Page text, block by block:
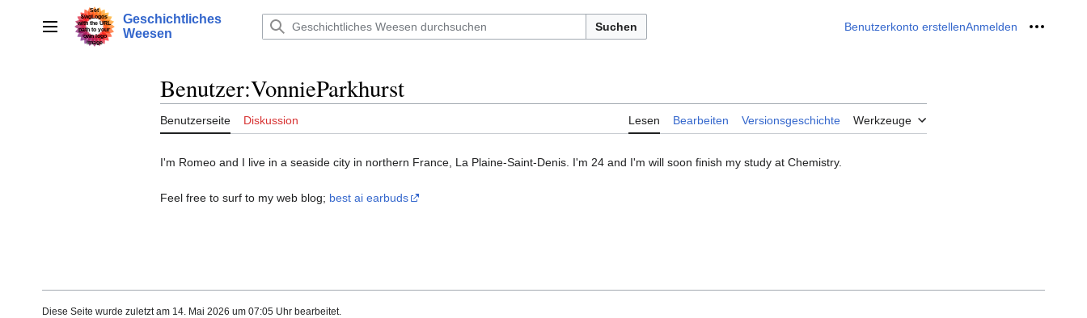
springenHauptmenü
Geschichtliches
Weesen
Suchen Benutzerkonto erstellenAnmelden Meine
Benutzer:VonnieParkhurst
Benutzerseite Diskussion Lesen Bearbeiten Versionsgeschichte Werkzeuge
I'm Romeo and I live in a seaside city in northern France, La Plaine-Saint-Denis. I'm 24 and I'm will soon finish my study at Chemistry.
Feel free to surf to my web blog; best ai earbuds
Diese Seite wurde zuletzt am 14. Mai 2026 um 07:05 Uhr bearbeitet.